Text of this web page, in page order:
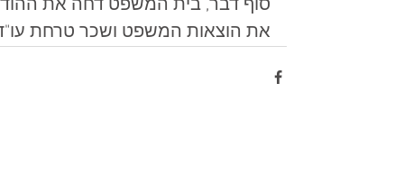
סוף דבר, בית המשפט דחה את
את הוצאות המשפט ושכר טרחת